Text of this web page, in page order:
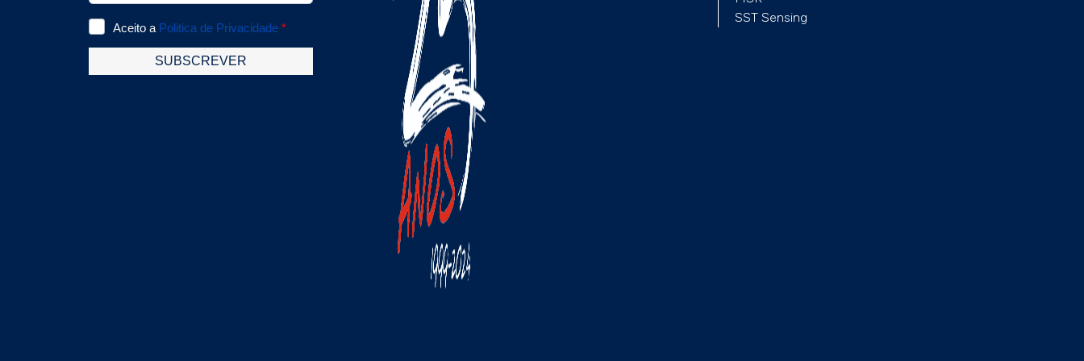
temperatura termopar
de 1 a 3 parâmetros.- 1
Entrada para sondas
externa KIMO (ver
opções nas sondas
externas).- 3 Saídas
analógicas 0/4-20 mA
(4 fios) ou 0-5/10 V, 3
relés inversores 6A/230
Vac.- Alarme sonoro
(buzzer - 80 dB).-
Diagnostico das saídas.-
Comunicação RS 485
protocolo MODBUS (em
opção).- Comunicação
SST Sensing